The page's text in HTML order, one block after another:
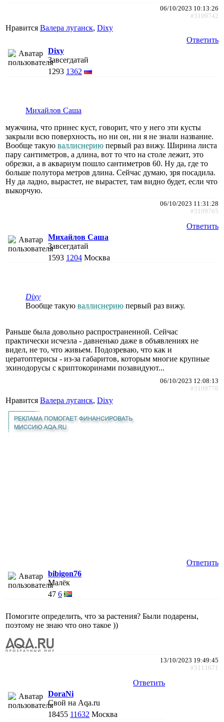
06/10/2023 10:13:26
#3109742
Нравится Валера луганск, Dixy
Ответить
Dixy
Завсегдатай
1293 1362
Михайлов Саша
мужчина, что принес куст, говорит, что у него эти кусты
закрыли всю поверхность, но ни он, ни я не знали название.
Вообще такую валлиснерию первый раз вижу. Ширина листа
пару сантиметров, а длина, вот то что на столе лежит, это
обрезки, а в аквариум пошло сантиметров 60. Ну да, где то
больше полутора метров длина. Сейчас думаю, зря посадила.
Ну да ладно, вырастет, не вырастет, там видно будет, если что
выкорчую.
06/10/2023 11:31:28
#3109765
Ответить
Михайлов Саша
Завсегдатай
1593 1204 Москва
Dixy
Вообще такую валлиснерию первый раз вижу.
Раньше была довольно распространенной. Сейчас
практически исчезла - давненько даже в объявлениях не
видел, не то, что живьем. Подозреваю, что как и
цератоптерисы - из-за габаритов, которым многие крупные
эхинодорусы с криптокоринами позавидуют...
06/10/2023 12:08:13
#3109776
Нравится Валера луганск, Dixy
Ответить
bibigon76
Малёк
47 6
Помогите определить, что за растения? Были подарены,
поэтому не знаю что оно такое ))
13/10/2023 19:49:45
#3111671
Ответить
DoraNi
Свой на Aqa.ru
18455 11632 Москва